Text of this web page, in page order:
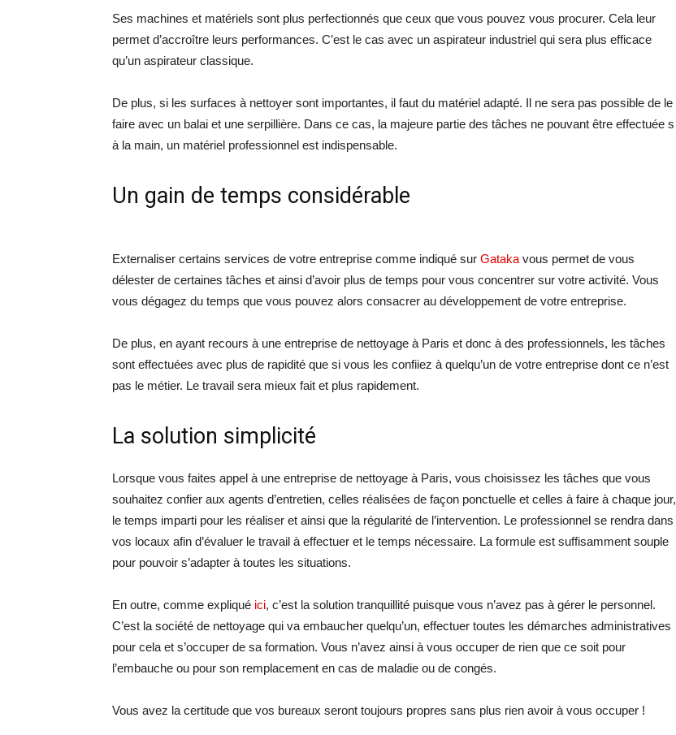
Ses machines et matériels sont plus perfectionnés que ceux que vous pouvez vous procurer. Cela leur
permet d’accroître leurs performances. C’est le cas avec un aspirateur industriel qui sera plus efficace
qu’un aspirateur classique.
De plus, si les surfaces à nettoyer sont importantes, il faut du matériel adapté. Il ne sera pas possible de le
faire avec un balai et une serpillière. Dans ce cas, la majeure partie des tâches ne pouvant être effectuée s
à la main, un matériel professionnel est indispensable.
Un gain de temps considérable
Externaliser certains services de votre entreprise comme indiqué sur Gataka vous permet de vous
délester de certaines tâches et ainsi d’avoir plus de temps pour vous concentrer sur votre activité. Vous
vous dégagez du temps que vous pouvez alors consacrer au développement de votre entreprise.
De plus, en ayant recours à une entreprise de nettoyage à Paris et donc à des professionnels, les tâches
sont effectuées avec plus de rapidité que si vous les confiiez à quelqu’un de votre entreprise dont ce n’est
pas le métier. Le travail sera mieux fait et plus rapidement.
La solution simplicité
Lorsque vous faites appel à une entreprise de nettoyage à Paris, vous choisissez les tâches que vous
souhaitez confier aux agents d’entretien, celles réalisées de façon ponctuelle et celles à faire à chaque jour,
le temps imparti pour les réaliser et ainsi que la régularité de l’intervention. Le professionnel se rendra dans
vos locaux afin d’évaluer le travail à effectuer et le temps nécessaire. La formule est suffisamment souple
pour pouvoir s’adapter à toutes les situations.
En outre, comme expliqué ici, c’est la solution tranquillité puisque vous n’avez pas à gérer le personnel.
C’est la société de nettoyage qui va embaucher quelqu’un, effectuer toutes les démarches administratives
pour cela et s’occuper de sa formation. Vous n’avez ainsi à vous occuper de rien que ce soit pour
l’embauche ou pour son remplacement en cas de maladie ou de congés.
Vous avez la certitude que vos bureaux seront toujours propres sans plus rien avoir à vous occuper !